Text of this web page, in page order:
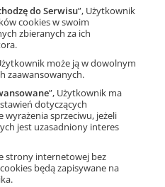
nauczyciel przyrody?
do Serwisu”, Użytkownik
cookies w swoim
zbieranych za ich
może ją w dowolnym
zaawansowanych.
”, Użytkownik ma
dotyczących
sprzeciwu, jeżeli
jest uzasadniony interes
strony internetowej bez
będą zapisywane na